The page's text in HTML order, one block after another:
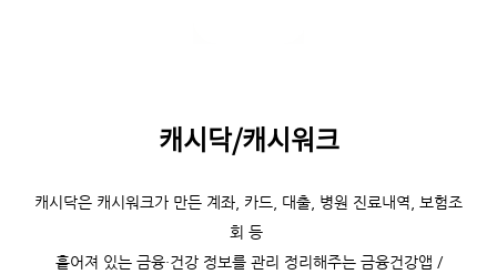
캐시닥/캐시워크
캐시닥은 캐시워크가 만든 계좌, 카드, 대출, 병원 진료내역, 보험조
회 등
흩어져 있는 금융·건강 정보를 관리 정리해주는 금융건강앱 /